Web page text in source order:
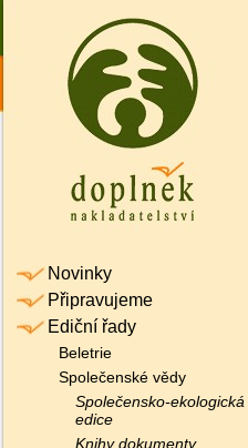
Novinky
Připravujeme
Ediční řady
Beletrie
Společenské vědy
Společensko-ekologická
edice
Knihy dokumenty